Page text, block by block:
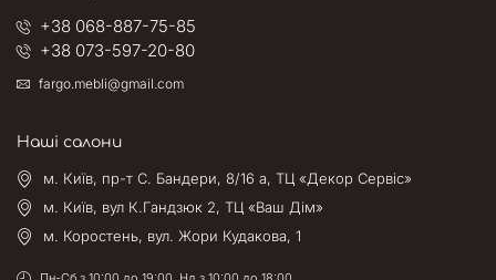
+38 068-887-75-85
+38 073-597-20-80
fargo.mebli@gmail.com
Наші салони
м. Київ, пр-т С. Бандери, 8/16 а, ТЦ «Декор Сервіс»
м. Київ, вул К.Гандзюк 2, ТЦ «Ваш Дім»
м. Коростень, вул. Жори Кудакова, 1